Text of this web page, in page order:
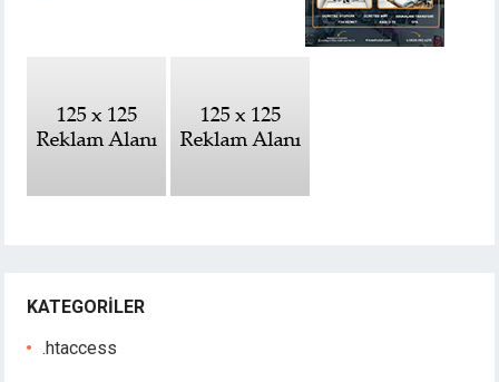
KATEGORILER
.htaccess